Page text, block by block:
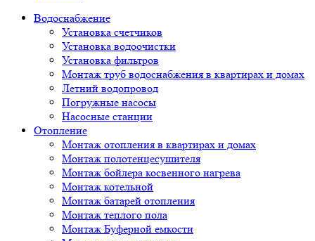
Водоснабжение
Установка счетчиков
Установка водоочистки
Установка фильтров
Монтаж труб водоснабжения в квартирах и домах
Летний водопровод
Погружные насосы
Насосные станции
Отопление
Монтаж отопления в квартирах и домах
Монтаж полотенцесушителя
Монтаж бойлера косвенного нагрева
Монтаж котельной
Монтаж батарей отопления
Монтаж теплого пола
Монтаж Буферной емкости